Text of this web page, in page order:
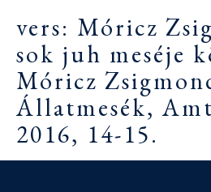
vers: Móricz
sok juh meséje
Móricz
Állatmesék,
2016, 14-15.